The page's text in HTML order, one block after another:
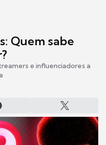
Quem sabe
e influenciadores a